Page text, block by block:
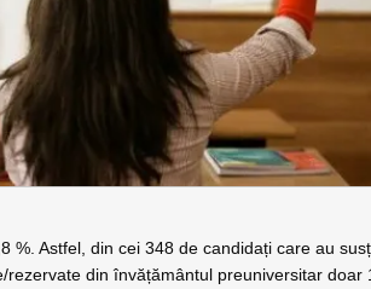
%. Astfel, din cei 348 de candidați care au
din învățământul preuniversitar doar